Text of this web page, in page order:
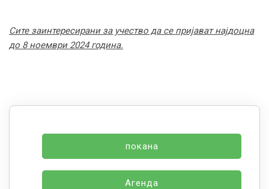
Сите заинтересирани за учество да се пријават најдоцна
до 8 ноември 2024 година.
покана
Агенда